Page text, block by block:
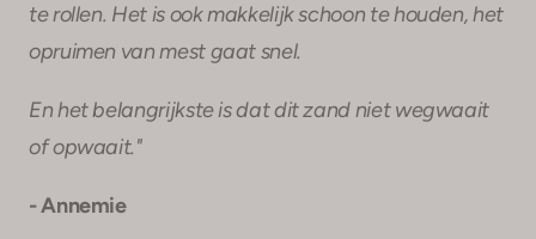
te rollen. Het is ook makkelijk schoon te houden, het
opruimen van mest gaat snel.
En het belangrijkste is dat dit zand niet wegwaait
of opwaait."
- Annemie